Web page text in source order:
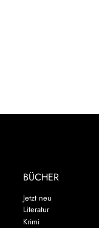
BÜCHER
Jetzt neu
Literatur
Krimi